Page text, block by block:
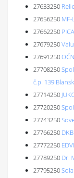
27633250
27656250 MF-
27662250
27679250
27691250
27708250
č.p. 139
27714250
27720250
27743250
27766250
27772250
27789250 Dr.
27795250